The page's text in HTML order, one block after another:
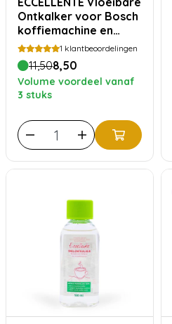
Ontkalker voor Bosch
koffiemachine en
stoomoven
1 klantbeoordelingen
11,508,50
Volume voordeel vanaf
3 stuks